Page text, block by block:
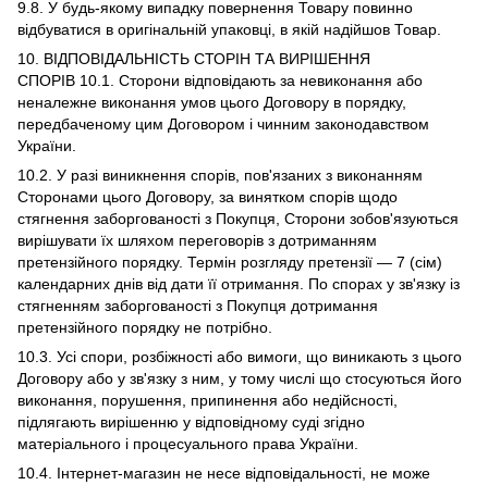
9.8. У будь-якому випадку повернення Товару повинно
відбуватися в оригінальній упаковці, в якій надійшов Товар.
10. ВІДПОВІДАЛЬНІСТЬ СТОРІН ТА ВИРІШЕННЯ
СПОРІВ 10.1. Сторони відповідають за невиконання або
неналежне виконання умов цього Договору в порядку,
передбаченому цим Договором і чинним законодавством
України.
10.2. У разі виникнення спорів, пов'язаних з виконанням
Сторонами цього Договору, за винятком спорів щодо
стягнення заборгованості з Покупця, Сторони зобов'язуються
вирішувати їх шляхом переговорів з дотриманням
претензійного порядку. Термін розгляду претензії — 7 (сім)
календарних днів від дати її отримання. По спорах у зв'язку із
стягненням заборгованості з Покупця дотримання
претензійного порядку не потрібно.
10.3. Усі спори, розбіжності або вимоги, що виникають з цього
Договору або у зв'язку з ним, у тому числі що стосуються його
виконання, порушення, припинення або недійсності,
підлягають вирішенню у відповідному суді згідно
матеріального і процесуального права України.
10.4. Інтернет-магазин не несе відповідальності, не може